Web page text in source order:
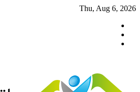
Skip
content
Thu, Aug 6, 2026